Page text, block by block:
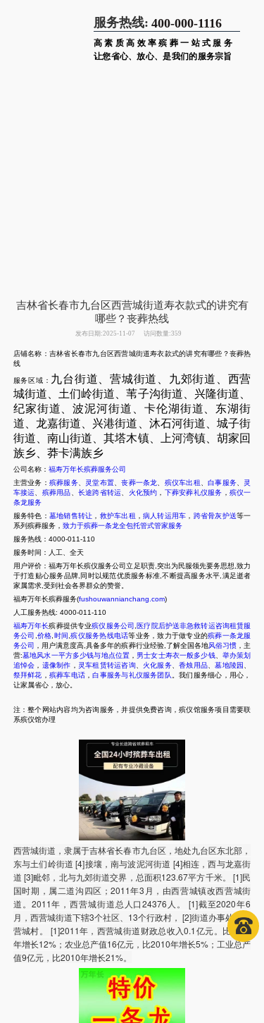
服务热线: 400-000-1116
高素质高效率殡葬一站式服务
让您省心、放心、是我们的服务宗旨
吉林省长春市九台区西营城街道寿衣款式的讲究有
哪些？丧葬热线
发布日期:2025-11-07 访问数量:359
店铺名称：吉林省长春市九台区西营城街道寿衣款式的讲究有哪些？丧葬热
线
服务区域： 九台街道、营城街道、九郊街道、西营
城街道、土们岭街道、苇子沟街道、兴隆街道、
纪家街道、波泥河街道、卡伦湖街道、东湖街
道、龙嘉街道、兴港街道、沐石河街道、城子街
街道、南山街道、其塔木镇、上河湾镇、胡家回
族乡、莽卡满族乡
公司名称： 福寿万年长殡葬服务公司
主营业务： 殡葬服务、 灵堂布置 、丧葬一条龙 殡仪车出租 、白事服务
灵
车接运
殡葬用品 长途跨省转运 火化预约 ， 下葬安葬礼仪服务 ， 殡仪一
条龙服务
服务特色： 墓地销售转让 ， 救护车出租 ， 病人转运用车 ， 跨省骨灰护送等一
系列殡葬服务， 致力于殡葬一条龙全包托管式管家服务
服务热线：4000-011-110
服务时间：人工、全天
用户评价：福寿万年长殡仪服务公司立足职责,突出为民服领先要务思想,致力
于打造贴心服务品牌,同时以规范优质服务标准,不断提高服务水平,满足逝者
家属需求,受到社会各界群众的赞誉。
福寿万年长殡葬服务(fushouwannianchang.com)
人工服务热线: 4000-011-110
福寿万年长殡葬提供专业殡仪服务公司 医疗院后护送非急救转运咨询租赁服
务公司 价格 时间 殡仪服务热线电话等业务，致力于做专业的殡葬一条龙服
务公司
，用户满意度高,具备多年的殡葬行业经验,了解全国各地风俗习惯 ，主
营:墓地风水一平方多少钱与地点位置 ， 男士女士寿衣一般多少钱、 举办策划
追悼会 ， 遗像制作 ， 灵车租赁转运咨询、 火化服务、香烛用品 、墓地陵园
祭拜鲜花 ， 殡葬车电话 ，白事服务与礼仪服务团队
。我们服务细心，用心，
让家属省心，放心。
注：整个网站内容均为咨询服务，并提供免费咨询，殡仪馆服务项目需要联
系殡仪馆办理
西营城街道，隶属于吉林省长春市九台区，地处九台区东北部，
东与土们岭街道 [4]接壤，南与波泥河街道 [4]相连，西与龙嘉街
道 [3]毗邻，北与九郊街道交界，总面积123.67平方千米。 [1]民
国时期，属二道沟四区；2011年3月，由西营城镇改西营城街
道。2011年，西营城街道总人口24376人。 [1]截至2020年6
月，西营城街道下辖3个社区、13个行政村， [2]街道办事处驻西
营城村。 [1]2011年，西营城街道财政总收入0.1亿元。比2010
年增长12%；农业总产值16亿元，比2010年增长5%；工业总产
值9亿元，比2010年增长21%。